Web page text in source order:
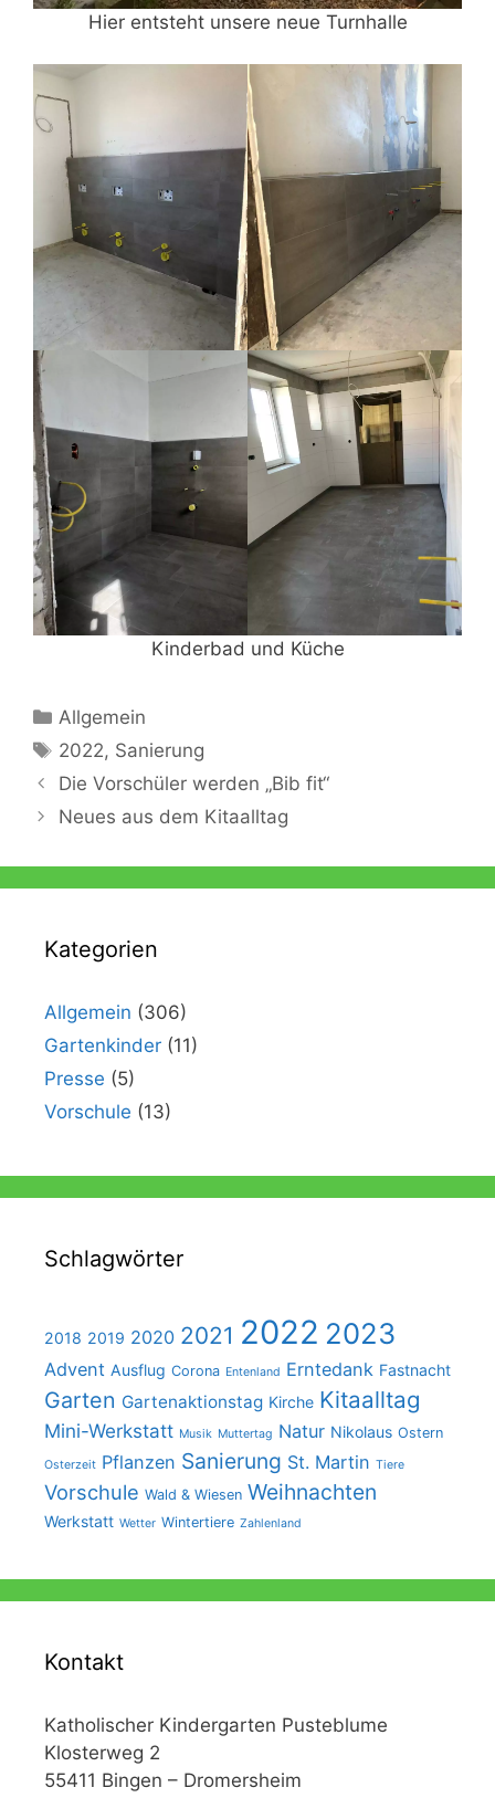
Hier entsteht unsere neue Turnhalle
Kinderbad und Küche
Kategorien
Allgemein
Schlagwörter
2022, Sanierung
Die Vorschüler werden „Bib fit“
Neues aus dem Kitaalltag
Kategorien
Allgemein (306)
Gartenkinder (11)
Presse (5)
Vorschule (13)
Schlagwörter
2018 2019 2020 2021 2022 2023
Advent Ausflug Corona Entenland Erntedank Fastnacht
Garten Gartenaktionstag Kirche Kitaalltag
Mini-Werkstatt Musik Muttertag Natur Nikolaus Ostern
Osterzeit Pflanzen Sanierung St. Martin Tiere
Vorschule Wald & Wiesen Weihnachten
Werkstatt Wetter Wintertiere Zahlenland
Kontakt
Katholischer Kindergarten Pusteblume
Klosterweg 2
55411 Bingen – Dromersheim